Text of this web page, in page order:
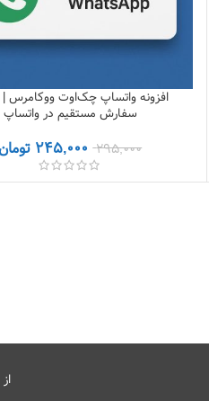
افزونه واتساپ چک‌اوت ووکامرس |
سفارش مستقیم در واتساپ
295,000
245,000 تومان